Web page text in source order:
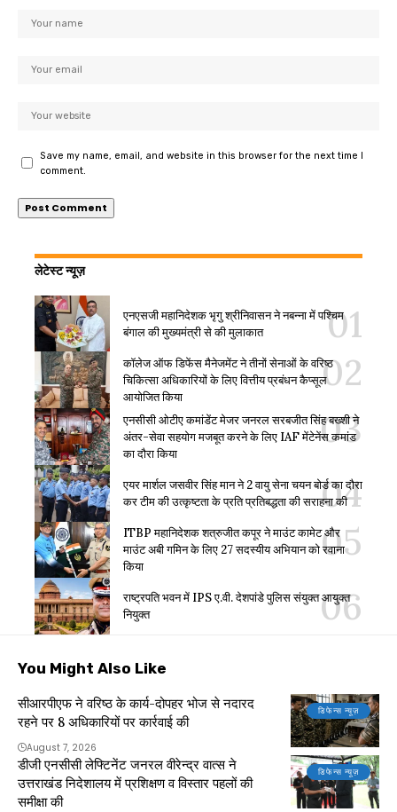
Save my name, email, and website in this browser for the next time I
comment.
लेटेस्ट न्यूज़
एनएसजी महानिदेशक भृगु श्रीनिवासन ने नबन्ना में पश्चिम
बंगाल की मुख्यमंत्री से की मुलाकात
कॉलेज ऑफ डिफेंस मैनेजमेंट ने तीनों सेनाओं के वरिष्ठ
चिकित्सा अधिकारियों के लिए वित्तीय प्रबंधन कैप्सूल
आयोजित किया
एनसीसी ओटीए कमांडेंट मेजर जनरल सरबजीत सिंह बख्शी ने
अंतर-सेवा सहयोग मजबूत करने के लिए IAF मेंटेनेंस कमांड
का दौरा किया
एयर मार्शल जसवीर सिंह मान ने 2 वायु सेना चयन बोर्ड का दौरा
कर टीम की उत्कृष्टता के प्रति प्रतिबद्धता की सराहना की
ITBP महानिदेशक शत्रुजीत कपूर ने माउंट कामेट और
माउंट अबी गमिन के लिए 27 सदस्यीय अभियान को रवाना
किया
राष्ट्रपति भवन में IPS ए.वी. देशपांडे पुलिस संयुक्त आयुक्त
नियुक्त
You Might Also Like
डिफेन्स न्यूज़
सीआरपीएफ ने वरिष्ठ के कार्य-दोपहर भोज से नदारद
रहने पर 8 अधिकारियों पर कार्रवाई की
August 7, 2026
डिफेन्स न्यूज़
डीजी एनसीसी लेफ्टिनेंट जनरल वीरेन्द्र वात्स ने
उत्तराखंड निदेशालय में प्रशिक्षण व विस्तार पहलों की
समीक्षा की